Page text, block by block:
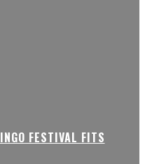
FESTIVAL FITS